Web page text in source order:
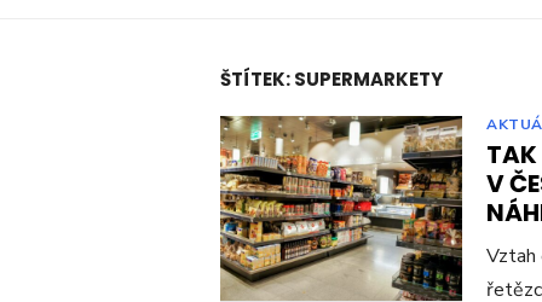
ŠTÍTEK:SUPERMARKETY
TAK
V
Vztah